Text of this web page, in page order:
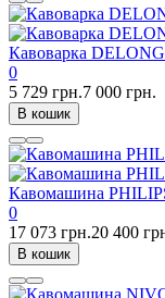
Кавоварка
0
5 729 грн.7 000 грн.
В кошик
Кавомашина
0
17 073 грн.20 400
В кошик